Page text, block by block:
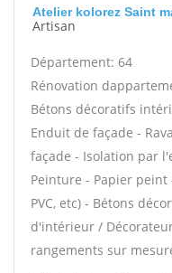
Atelier kolorez Saint
Artisan
Département: 64
Rénovation
Bétons décoratifs
Enduit de façade -
façade - Isolation par
Peinture - Papier peint
PVC, etc) - Bétons
d'intérieur /
rangements sur